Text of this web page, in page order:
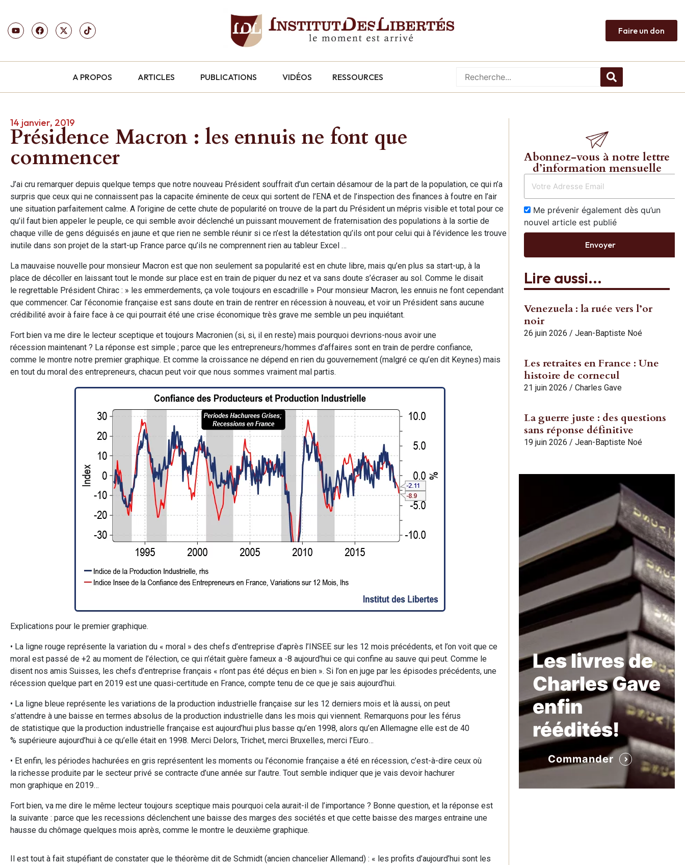
Faire un don
A PROPOS ARTICLES PUBLICATIONS VIDÉOS RESSOURCES
14 janvier, 2019
Présidence Macron : les ennuis ne font que
commencer
J’ai cru remarquer depuis quelque temps que notre nouveau Président souffrait d’un certain désamour de la part de la population, ce qui n’a
surpris que ceux qui ne connaissent pas la capacite éminente de ceux qui sortent de l’ENA et de l’inspection des finances à foutre en l’air
une situation parfaitement calme. A l’origine de cette chute de popularité on trouve de la part du Président un mépris visible et total pour ce
qu’il faut bien appeler le peuple, ce qui semble avoir déclenché un puissant mouvement de fraternisation des populations à la sortie de
chaque ville de gens déguisés en jaune et que rien ne semble réunir si ce n’est la détestation qu’ils ont pour celui qui à l’évidence les trouve
inutile dans son projet de la start-up France parce qu’ils ne comprennent rien au tableur Excel …
La mauvaise nouvelle pour monsieur Macron est que non seulement sa popularité est en chute libre, mais qu’en plus sa start-up, à la
place de décoller en laissant tout le monde sur place est en train de piquer du nez et va sans doute s’écraser au sol. Comme le disait
le regrettable Président Chirac : » les emmerdements, ça vole toujours en escadrille » Pour monsieur Macron, les ennuis ne font cependant
que commencer. Car l’économie française est sans doute en train de rentrer en récession à nouveau, et voir un Président sans aucune
crédibilité avoir à faire face à ce qui pourrait été une crise économique très grave me semble un peu inquiétant.
Fort bien va me dire le lecteur sceptique et toujours Macronien (si, si, il en reste) mais pourquoi devrions-nous avoir une
récession maintenant ? La réponse est simple ; parce que les entrepreneurs/hommes d’affaires sont en train de perdre confiance,
comme le montre notre premier graphique. Et comme la croissance ne dépend en rien du gouvernement (malgré ce qu’en dit Keynes) mais
en tout du moral des entrepreneurs, chacun peut voir que nous sommes vraiment mal partis.
Explications pour le premier graphique.
• La ligne rouge représente la variation du « moral » des chefs d’entreprise d’après l’INSEE sur les 12 mois précédents, et l’on voit que ce
moral est passé de +2 au moment de l’élection, ce qui n’était guère fameux a -8 aujourd’hui ce qui confine au sauve qui peut. Comme le
disent nos amis Suisses, les chefs d’entreprise français « n’ont pas été déçus en bien ». Si l’on en juge par les épisodes précédents, une
récession quelque part en 2019 est une quasi-certitude en France, compte tenu de ce que je sais aujourd’hui.
• La ligne bleue représente les variations de la production industrielle française sur les 12 derniers mois et là aussi, on peut
s’attendre à une baisse en termes absolus de la production industrielle dans les mois qui viennent. Remarquons pour les férus
de statistique que la production industrielle française est aujourd’hui plus basse qu’en 1998, alors qu’en Allemagne elle est de 40
% supérieure aujourd’hui à ce qu’elle était en 1998. Merci Delors, Trichet, merci Bruxelles, merci l’Euro…
• Et enfin, les périodes hachurées en gris représentent les moments ou l’économie française a été en récession, c’est-à-dire ceux où
la richesse produite par le secteur privé se contracte d’une année sur l’autre. Tout semble indiquer que je vais devoir hachurer
mon graphique en 2019…
Fort bien, va me dire le même lecteur toujours sceptique mais pourquoi cela aurait-il de l’importance ? Bonne question, et la réponse est
la suivante : parce que les recessions déclenchent une baisse des marges des sociétés et que cette baisse des marges entraine une
hausse du chômage quelques mois après, comme le montre le deuxième graphique.
Il est tout à fait stupéfiant de constater que le théorème dit de Schmidt (ancien chancelier Allemand) : « les profits d’aujourd’hui sont les
Abonnez-vous à notre lettre
d’information mensuelle
Me prévenir également dès qu’un
nouvel article est publié
Envoyer
Lire aussi...
Venezuela : la ruée vers l’or
noir
26 juin 2026 / Jean-Baptiste Noé
Les retraites en France : Une
histoire de cornecul
21 juin 2026 / Charles Gave
La guerre juste : des questions
sans réponse définitive
19 juin 2026 / Jean-Baptiste Noé
Les livres de
Charles Gave
enfin
réédités!
Commander